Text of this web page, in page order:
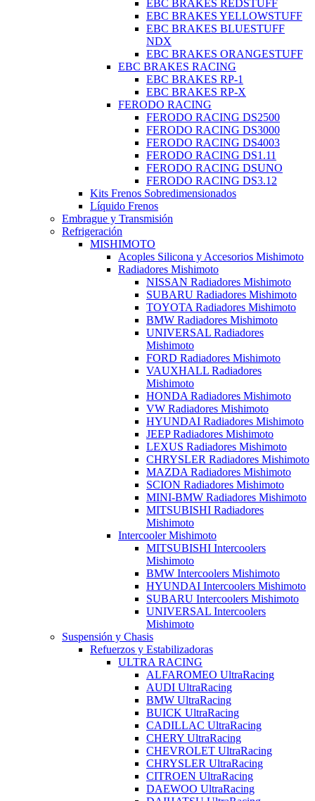
EBC BRAKES REDSTUFF
EBC BRAKES YELLOWSTUFF
EBC BRAKES BLUESTUFF
NDX
EBC BRAKES ORANGESTUFF
EBC BRAKES RACING
EBC BRAKES RP-1
EBC BRAKES RP-X
FERODO RACING
FERODO RACING DS2500
FERODO RACING DS3000
FERODO RACING DS4003
FERODO RACING DS1.11
FERODO RACING DSUNO
FERODO RACING DS3.12
Kits Frenos Sobredimensionados
Líquido Frenos
Embrague y Transmisión
Refrigeración
MISHIMOTO
Acoples Silicona y Accesorios Mishimoto
Radiadores Mishimoto
NISSAN Radiadores Mishimoto
SUBARU Radiadores Mishimoto
TOYOTA Radiadores Mishimoto
BMW Radiadores Mishimoto
UNIVERSAL Radiadores
Mishimoto
FORD Radiadores Mishimoto
VAUXHALL Radiadores
Mishimoto
HONDA Radiadores Mishimoto
VW Radiadores Mishimoto
HYUNDAI Radiadores Mishimoto
JEEP Radiadores Mishimoto
LEXUS Radiadores Mishimoto
CHRYSLER Radiadores Mishimoto
MAZDA Radiadores Mishimoto
SCION Radiadores Mishimoto
MINI-BMW Radiadores Mishimoto
MITSUBISHI Radiadores
Mishimoto
Intercooler Mishimoto
MITSUBISHI Intercoolers
Mishimoto
BMW Intercoolers Mishimoto
HYUNDAI Intercoolers Mishimoto
SUBARU Intercoolers Mishimoto
UNIVERSAL Intercoolers
Mishimoto
Suspensión y Chasis
Refuerzos y Estabilizadoras
ULTRA RACING
ALFAROMEO UltraRacing
AUDI UltraRacing
BMW UltraRacing
BUICK UltraRacing
CADILLAC UltraRacing
CHERY UltraRacing
CHEVROLET UltraRacing
CHRYSLER UltraRacing
CITROEN UltraRacing
DAEWOO UltraRacing